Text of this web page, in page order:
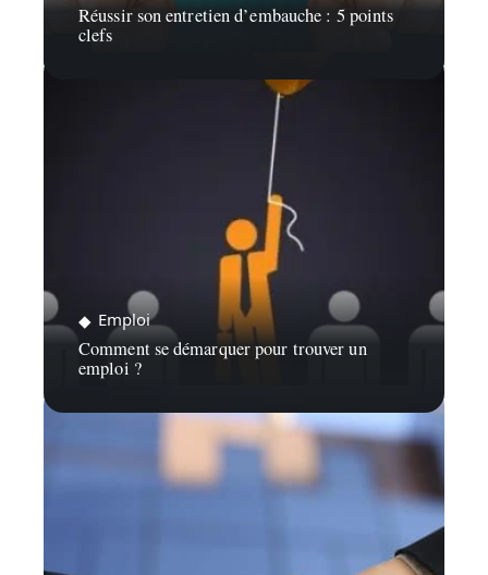
Réussir son entretien d’embauche : 5 points
clefs
Emploi
Comment se démarquer pour trouver un
emploi ?